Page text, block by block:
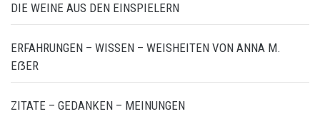
DIE WEINE AUS DEN EINSPIELERN
ERFAHRUNGEN – WISSEN – WEISHEITEN VON ANNA M.
EẞER
ZITATE – GEDANKEN – MEINUNGEN